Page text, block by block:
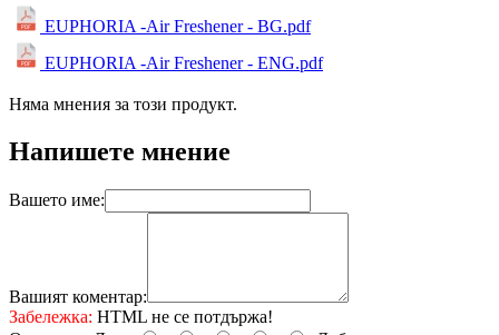
EUPHORIA -Air Freshener - BG.pdf
EUPHORIA -Air Freshener - ENG.pdf
Няма мнения за този продукт.
Напишете мнение
Вашето име:
Вашият коментар:
Забележка: HTML не се потдържа!